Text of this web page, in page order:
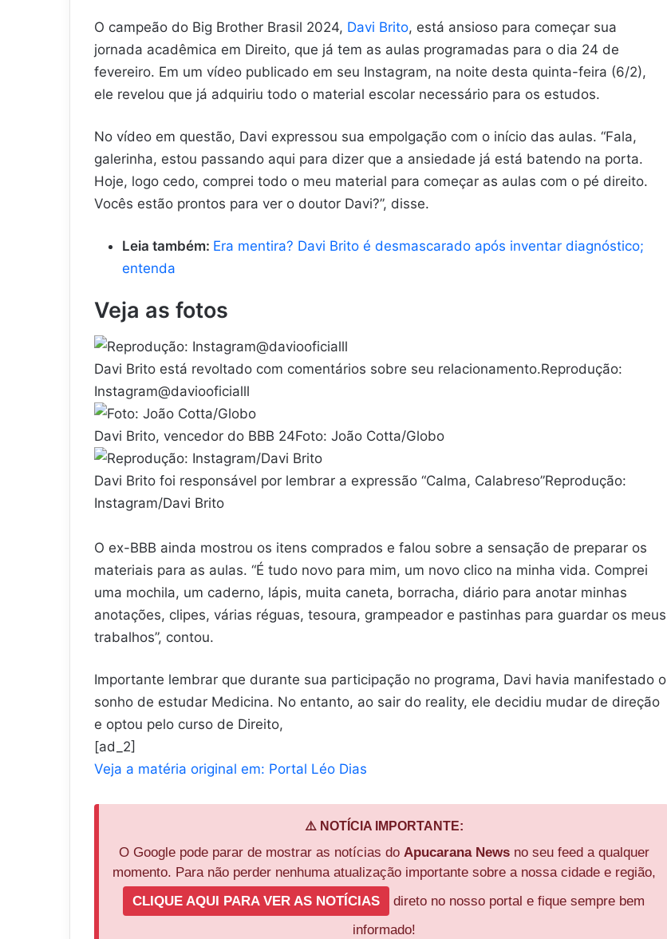
O campeão do Big Brother Brasil 2024, Davi Brito, está ansioso para começar sua
jornada acadêmica em Direito, que já tem as aulas programadas para o dia 24 de
fevereiro. Em um vídeo publicado em seu Instagram, na noite desta quinta-feira (6/2),
ele revelou que já adquiriu todo o material escolar necessário para os estudos.
No vídeo em questão, Davi expressou sua empolgação com o início das aulas. “Fala,
galerinha, estou passando aqui para dizer que a ansiedade já está batendo na porta.
Hoje, logo cedo, comprei todo o meu material para começar as aulas com o pé direito.
Vocês estão prontos para ver o doutor Davi?”, disse.
Leia também: Era mentira? Davi Brito é desmascarado após inventar diagnóstico;
entenda
Veja as fotos
Davi Brito está revoltado com comentários sobre seu relacionamento.Reprodução:
Instagram@daviooficialll
Davi Brito, vencedor do BBB 24Foto: João Cotta/Globo
Davi Brito foi responsável por lembrar a expressão “Calma, Calabreso”Reprodução:
Instagram/Davi Brito
O ex-BBB ainda mostrou os itens comprados e falou sobre a sensação de preparar os
materiais para as aulas. “É tudo novo para mim, um novo clico na minha vida. Comprei
uma mochila, um caderno, lápis, muita caneta, borracha, diário para anotar minhas
anotações, clipes, várias réguas, tesoura, grampeador e pastinhas para guardar os meus
trabalhos”, contou.
Importante lembrar que durante sua participação no programa, Davi havia manifestado o
sonho de estudar Medicina. No entanto, ao sair do reality, ele decidiu mudar de direção
e optou pelo curso de Direito,
[ad_2]
Veja a matéria original em: Portal Léo Dias
⚠️ NOTÍCIA IMPORTANTE:
O Google pode parar de mostrar as notícias do Apucarana Newsno seu feed a qualquer
momento. Para não perder nenhuma atualização importante sobre a nossa cidade e região,
CLIQUE AQUI PARA VER AS NOTÍCIAS
direto no nosso portal e fique sempre bem
informado!